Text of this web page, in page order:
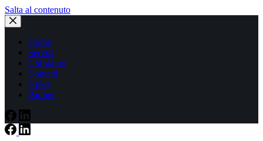
Salta al contenuto
Home
Servizi
Chi siamo
Contatti
News
Partner